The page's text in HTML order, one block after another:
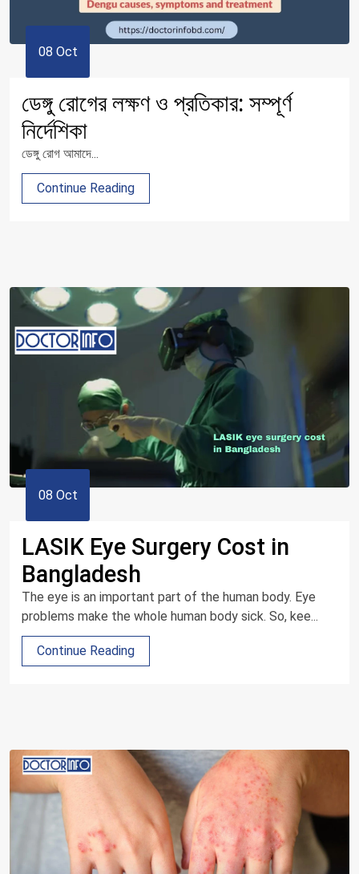
08 Oct
ডেঙ্গু রোগের লক্ষণ ও প্রতিকার: সম্পূর্ণ
নির্দেশিকা
ডেঙ্গু রোগ আমাদে...
Continue Reading
08 Oct
LASIK Eye Surgery Cost in
Bangladesh
The eye is an important part of the human body. Eye
problems make the whole human body sick. So, kee...
Continue Reading